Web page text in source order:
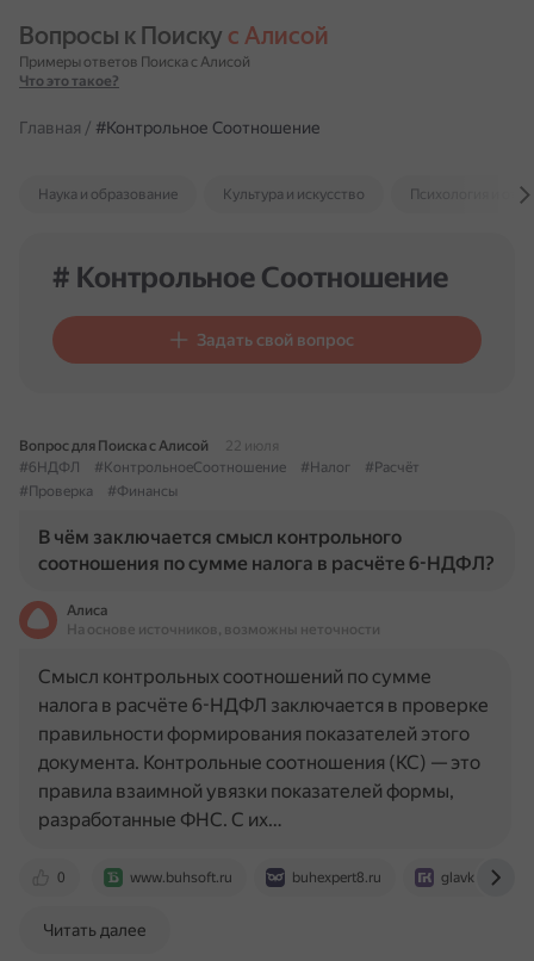
Вопросы к Поиску с Алисой
Примеры ответов Поиска с Алисой
Что это такое?
Главная / #Контрольное Соотношение
Наука и образование Культура и искусство Психология и
# Контрольное Соотношение
Задать свой вопрос
Вопрос для Поиска с Алисой
22 июля
#6НДФЛ
#КонтрольноеСоотношение #Налог
#Расчёт
#Проверка
#Финансы
В чём заключается смысл контрольного
соотношения по сумме налога в расчёте 6-НДФЛ?
Алиса
На основе источников, возможны неточности
0 www.buhsoft.ru buhexpert8.ru glavkniga.ru
Смысл контрольных соотношений по сумме
налога в расчёте 6-НДФЛ заключается в проверке
правильности формирования показателей этого
документа. Контрольные соотношения (КС) — это
правила взаимной увязки показателей формы,
разработанные ФНС. С их…
Читать далее